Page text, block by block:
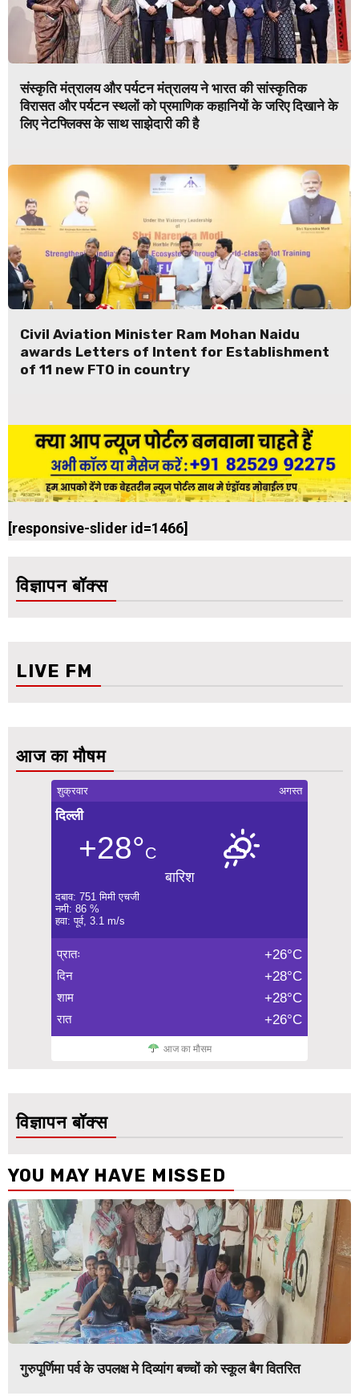
संस्कृति मंत्रालय और पर्यटन मंत्रालय ने भारत की सांस्कृतिक
विरासत और पर्यटन स्थलों को प्रमाणिक कहानियों के जरिए दिखाने के
लिए नेटफ्लिक्स के साथ साझेदारी की है
Civil Aviation Minister Ram Mohan Naidu
awards Letters of Intent for Establishment
of 11 new FTO in country
[responsive-slider id=1466]
विज्ञापन बॉक्स
LIVE FM
आज का मौषम
शुक्रवार अगस्त
दिल्ली
+28°C
बारिश
दबाव: 751 मिमी एचजी
नमी: 86 %
हवा: पूर्व, 3.1 m/s
प्रातः +26°C
दिन +28°C
शाम +28°C
रात +26°C
आज का मौसम
विज्ञापन बॉक्स
YOU MAY HAVE MISSED
गुरुपूर्णिमा पर्व के उपलक्ष मे दिव्यांग बच्चों को स्कूल बैग वितरित